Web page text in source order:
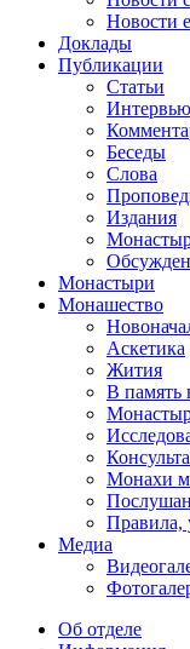
Новости
Доклады
Публикации
Статьи
Интервью
Беседы
Слова
Издания
Монастыри
Монашество
Аскетика
Жития
В память
Монахи
Правила,
Медиа
Об отделе